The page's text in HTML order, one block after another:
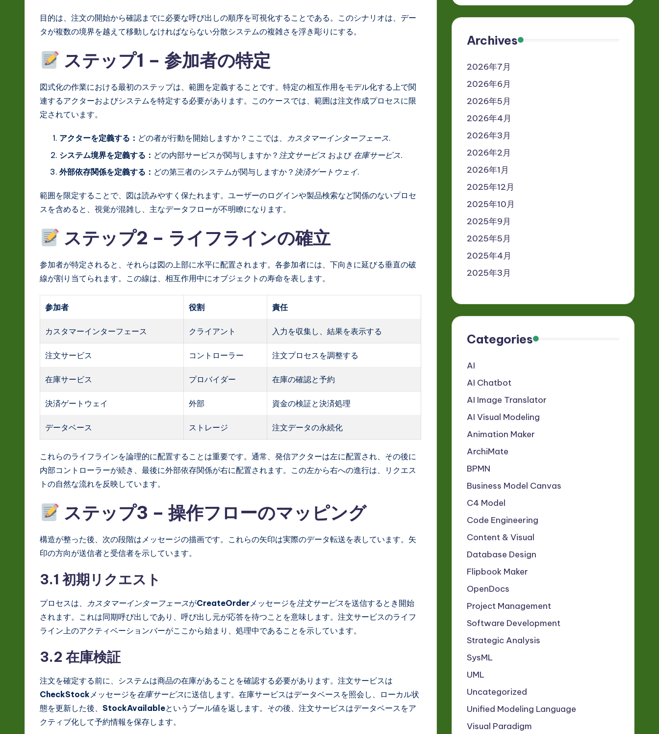
目的は、注文の開始から確認までに必要な呼び出しの順序を可視化することである。このシナリオは、デー
タが複数の境界を越えて移動しなければならない分散システムの複雑さを浮き彫りにする。
ステップ1 – 参加者の特定
図式化の作業における最初のステップは、範囲を定義することです。特定の相互作用をモデル化する上で関
連するアクターおよびシステムを特定する必要があります。このケースでは、範囲は注文作成プロセスに限
定されています。
アクターを定義する： どの者が行動を開始しますか？ここでは、 カスタマーインターフェース.
システム境界を定義する： どの内部サービスが関与しますか？ 注文サービス および 在庫サービス.
外部依存関係を定義する： どの第三者のシステムが関与しますか？ 決済ゲートウェイ.
範囲を限定することで、図は読みやすく保たれます。ユーザーのログインや製品検索など関係のないプロセ
スを含めると、視覚が混雑し、主なデータフローが不明瞭になります。
ステップ2 – ライフラインの確立
参加者が特定されると、それらは図の上部に水平に配置されます。各参加者には、下向きに延びる垂直の破
線が割り当てられます。この線は、相互作用中にオブジェクトの寿命を表します。
参加者 役割 責任
カスタマーインターフェース クライアント 入力を収集し、結果を表示する
注文サービス コントローラー 注文プロセスを調整する
在庫サービス プロバイダー 在庫の確認と予約
決済ゲートウェイ 外部 資金の検証と決済処理
データベース ストレージ 注文データの永続化
これらのライフラインを論理的に配置することは重要です。通常、発信アクターは左に配置され、その後に
内部コントローラーが続き、最後に外部依存関係が右に配置されます。この左から右への進行は、リクエス
トの自然な流れを反映しています。
ステップ3 – 操作フローのマッピング
構造が整った後、次の段階はメッセージの描画です。これらの矢印は実際のデータ転送を表しています。矢
印の方向が送信者と受信者を示しています。
3.1 初期リクエスト
プロセスは、 カスタマーインターフェースがCreateOrder メッセージを注文サービスを送信するとき開始
されます。これは同期呼び出しであり、呼び出し元が応答を待つことを意味します。注文サービスのライフ
ライン上のアクティベーションバーがここから始まり、処理中であることを示しています。
3.2 在庫検証
注文を確定する前に、システムは商品の在庫があることを確認する必要があります。注文サービスは
CheckStock メッセージを在庫サービスに送信します。在庫サービスはデータベースを照会し、ローカル状
態を更新した後、 StockAvailableというブール値を返します。その後、注文サービスはデータベースをア
クティブ化して予約情報を保存します。
Archives
2026年7月
2026年6月
2026年5月
2026年4月
2026年3月
2026年2月
2026年1月
2025年12月
2025年10月
2025年9月
2025年5月
2025年4月
2025年3月
Categories
AI
AI Chatbot
AI Image Translator
AI Visual Modeling
Animation Maker
ArchiMate
BPMN
Business Model Canvas
C4 Model
Code Engineering
Content & Visual
Database Design
Flipbook Maker
OpenDocs
Project Management
Software Development
Strategic Analysis
SysML
UML
Uncategorized
Unified Modeling Language
Visual Paradigm